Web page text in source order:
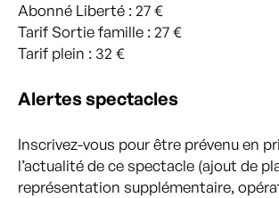
Abonné Liberté : 27 €
Tarif Sortie famille : 27 €
Tarif plein : 32 €
Alertes spectacles
Inscrivez-vous pour être prévenu en
l’actualité de ce spectacle (ajout de
représentation supplémentaire,